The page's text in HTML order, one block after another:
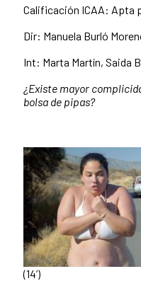
Calificación ICAA: Apta
Dir: Manuela Burló
Int: Marta Martín, Saida
¿Existe mayor
bolsa de pipas?
(14’)